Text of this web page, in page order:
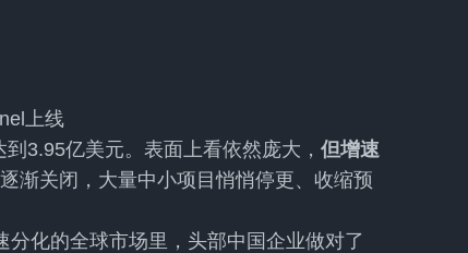
上线
3.95亿美元。表面上看依然庞大， 但增速
渐关闭，大量中小项目悄悄停更、收缩预
化的全球市场里，头部中国企业做对了